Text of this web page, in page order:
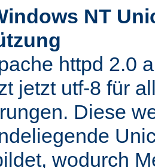
NT
httpd 2.0
jetzt utf-8 für
Diese
wodurch